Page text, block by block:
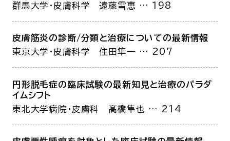
群馬大学・皮膚科学
遠藤雪恵 … 198
皮膚筋炎の診断/分類と治療についての最新情報
東京大学・皮膚科学
住田隼一 … 207
円形脱毛症の臨床試験の最新知見と治療のパラダ
イムシフト
東北大学病院・皮膚科
髙橋隼也 … 214